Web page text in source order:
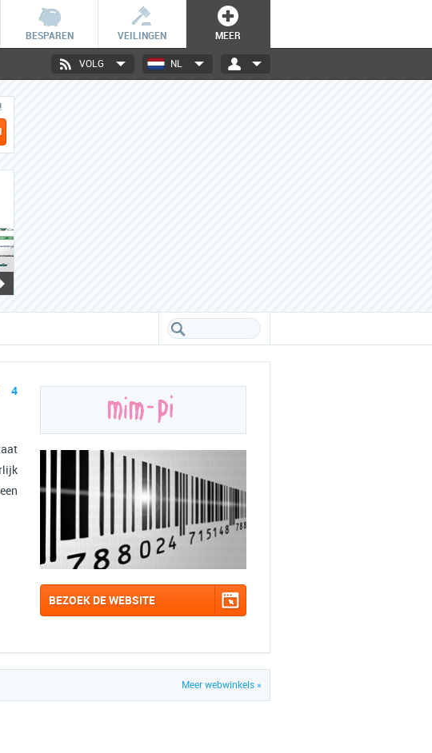
BESPAREN VEILINGEN MEER
NL
VOLG
4
BEZOEK DE WEBSITE
Meer webwinkels »